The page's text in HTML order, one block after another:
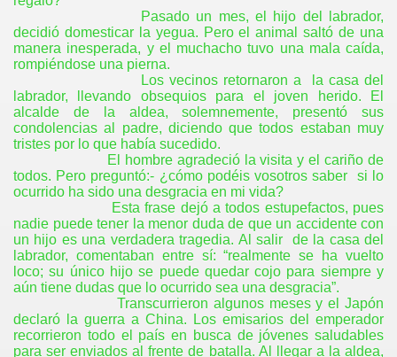
Pasado un mes, el hijo del labrador,
decidió domesticar la yegua. Pero el animal saltó de una
manera inesperada, y el muchacho tuvo una mala caída,
rompiéndose una pierna.
Los vecinos retornaron a
la casa del
labrador, llevando obsequios para el joven herido. El
alcalde de la aldea, solemnemente, presentó sus
condolencias al padre, diciendo que todos estaban muy
tristes por lo que había sucedido.
El hombre agradeció la visita y el cariño de
todos. Pero preguntó:- ¿cómo podéis vosotros saber
si lo
ocurrido ha sido una desgracia en mi vida?
Esta frase dejó a todos estupefactos, pues
nadie puede tener la menor duda de que un accidente con
un hijo es una verdadera tragedia. Al salir
de la casa del
labrador, comentaban entre sí: “realmente se ha vuelto
loco; su único hijo se puede quedar cojo para siempre y
aún tiene dudas que lo ocurrido sea una desgracia”.
Transcurrieron algunos meses y el Japón
declaró la guerra a China. Los emisarios del emperador
recorrieron todo el país en busca de jóvenes saludables
para ser enviados al frente de batalla. Al llegar a la aldea,